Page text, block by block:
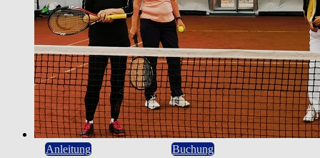
Anleitung Buchung